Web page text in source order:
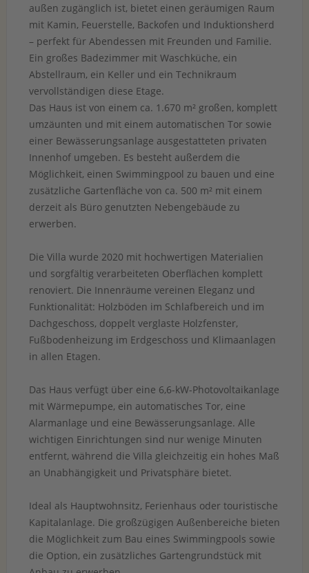
außen zugänglich ist, bietet einen geräumigen Raum
mit Kamin, Feuerstelle, Backofen und Induktionsherd
– perfekt für Abendessen mit Freunden und Familie.
Ein großes Badezimmer mit Waschküche, ein
Abstellraum, ein Keller und ein Technikraum
vervollständigen diese Etage.
Das Haus ist von einem ca. 1.670 m² großen, komplett
umzäunten und mit einem automatischen Tor sowie
einer Bewässerungsanlage ausgestatteten privaten
Innenhof umgeben. Es besteht außerdem die
Möglichkeit, einen Swimmingpool zu bauen und eine
zusätzliche Gartenfläche von ca. 500 m² mit einem
derzeit als Büro genutzten Nebengebäude zu
erwerben.
Die Villa wurde 2020 mit hochwertigen Materialien
und sorgfältig verarbeiteten Oberflächen komplett
renoviert. Die Innenräume vereinen Eleganz und
Funktionalität: Holzböden im Schlafbereich und im
Dachgeschoss, doppelt verglaste Holzfenster,
Fußbodenheizung im Erdgeschoss und Klimaanlagen
in allen Etagen.
Das Haus verfügt über eine 6,6-kW-Photovoltaikanlage
mit Wärmepumpe, ein automatisches Tor, eine
Alarmanlage und eine Bewässerungsanlage. Alle
wichtigen Einrichtungen sind nur wenige Minuten
entfernt, während die Villa gleichzeitig ein hohes Maß
an Unabhängigkeit und Privatsphäre bietet.
Ideal als Hauptwohnsitz, Ferienhaus oder touristische
Kapitalanlage. Die großzügigen Außenbereiche bieten
die Möglichkeit zum Bau eines Swimmingpools sowie
die Option, ein zusätzliches Gartengrundstück mit